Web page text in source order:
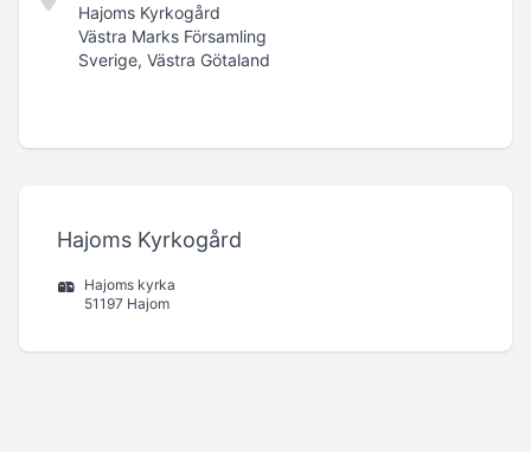
Hajoms Kyrkogård
Västra Marks Församling
Sverige, Västra Götaland
Hajoms Kyrkogård
Hajoms kyrka
51197 Hajom